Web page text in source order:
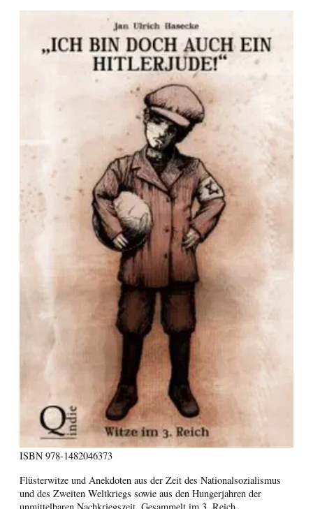
ISBN 978-1482046373
Flüsterwitze und Anekdoten aus der Zeit des Nationalsozialismus
und des Zweiten Weltkriegs sowie aus den Hungerjahren der